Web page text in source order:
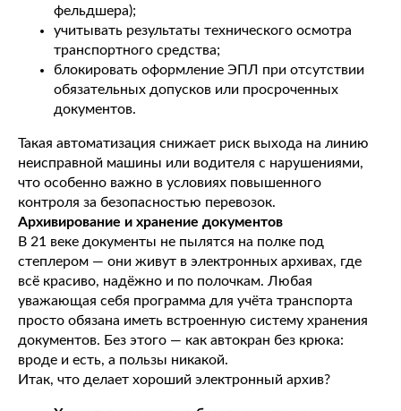
фельдшера);
учитывать результаты технического осмотра
транспортного средства;
блокировать оформление ЭПЛ при отсутствии
обязательных допусков или просроченных
документов.
Такая автоматизация снижает риск выхода на линию
неисправной машины или водителя с нарушениями,
что особенно важно в условиях повышенного
контроля за безопасностью перевозок.
Архивирование и хранение документов
В 21 веке документы не пылятся на полке под
степлером — они живут в электронных архивах, где
всё красиво, надёжно и по полочкам. Любая
уважающая себя программа для учёта транспорта
просто обязана иметь встроенную систему хранения
документов. Без этого — как автокран без крюка:
вроде и есть, а пользы никакой.
Итак, что делает хороший электронный архив?